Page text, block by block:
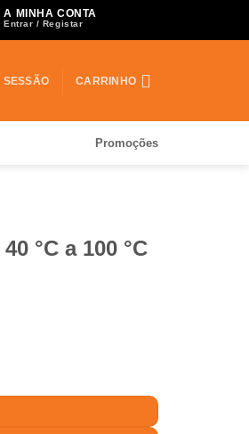
A MINHA CONTA
Entrar / Registar
SESSÃO CARRINHO
Promoções
°C a 100 °C